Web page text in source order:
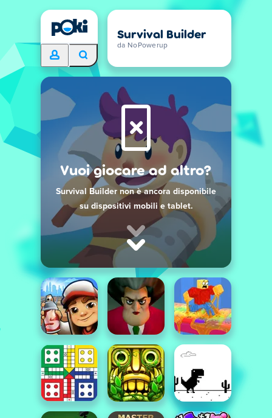
Survival Builder
da NoPowerup
Vuoi giocare ad altro?
Survival Builder non è ancora disponibile
su dispositivi mobili e tablet.